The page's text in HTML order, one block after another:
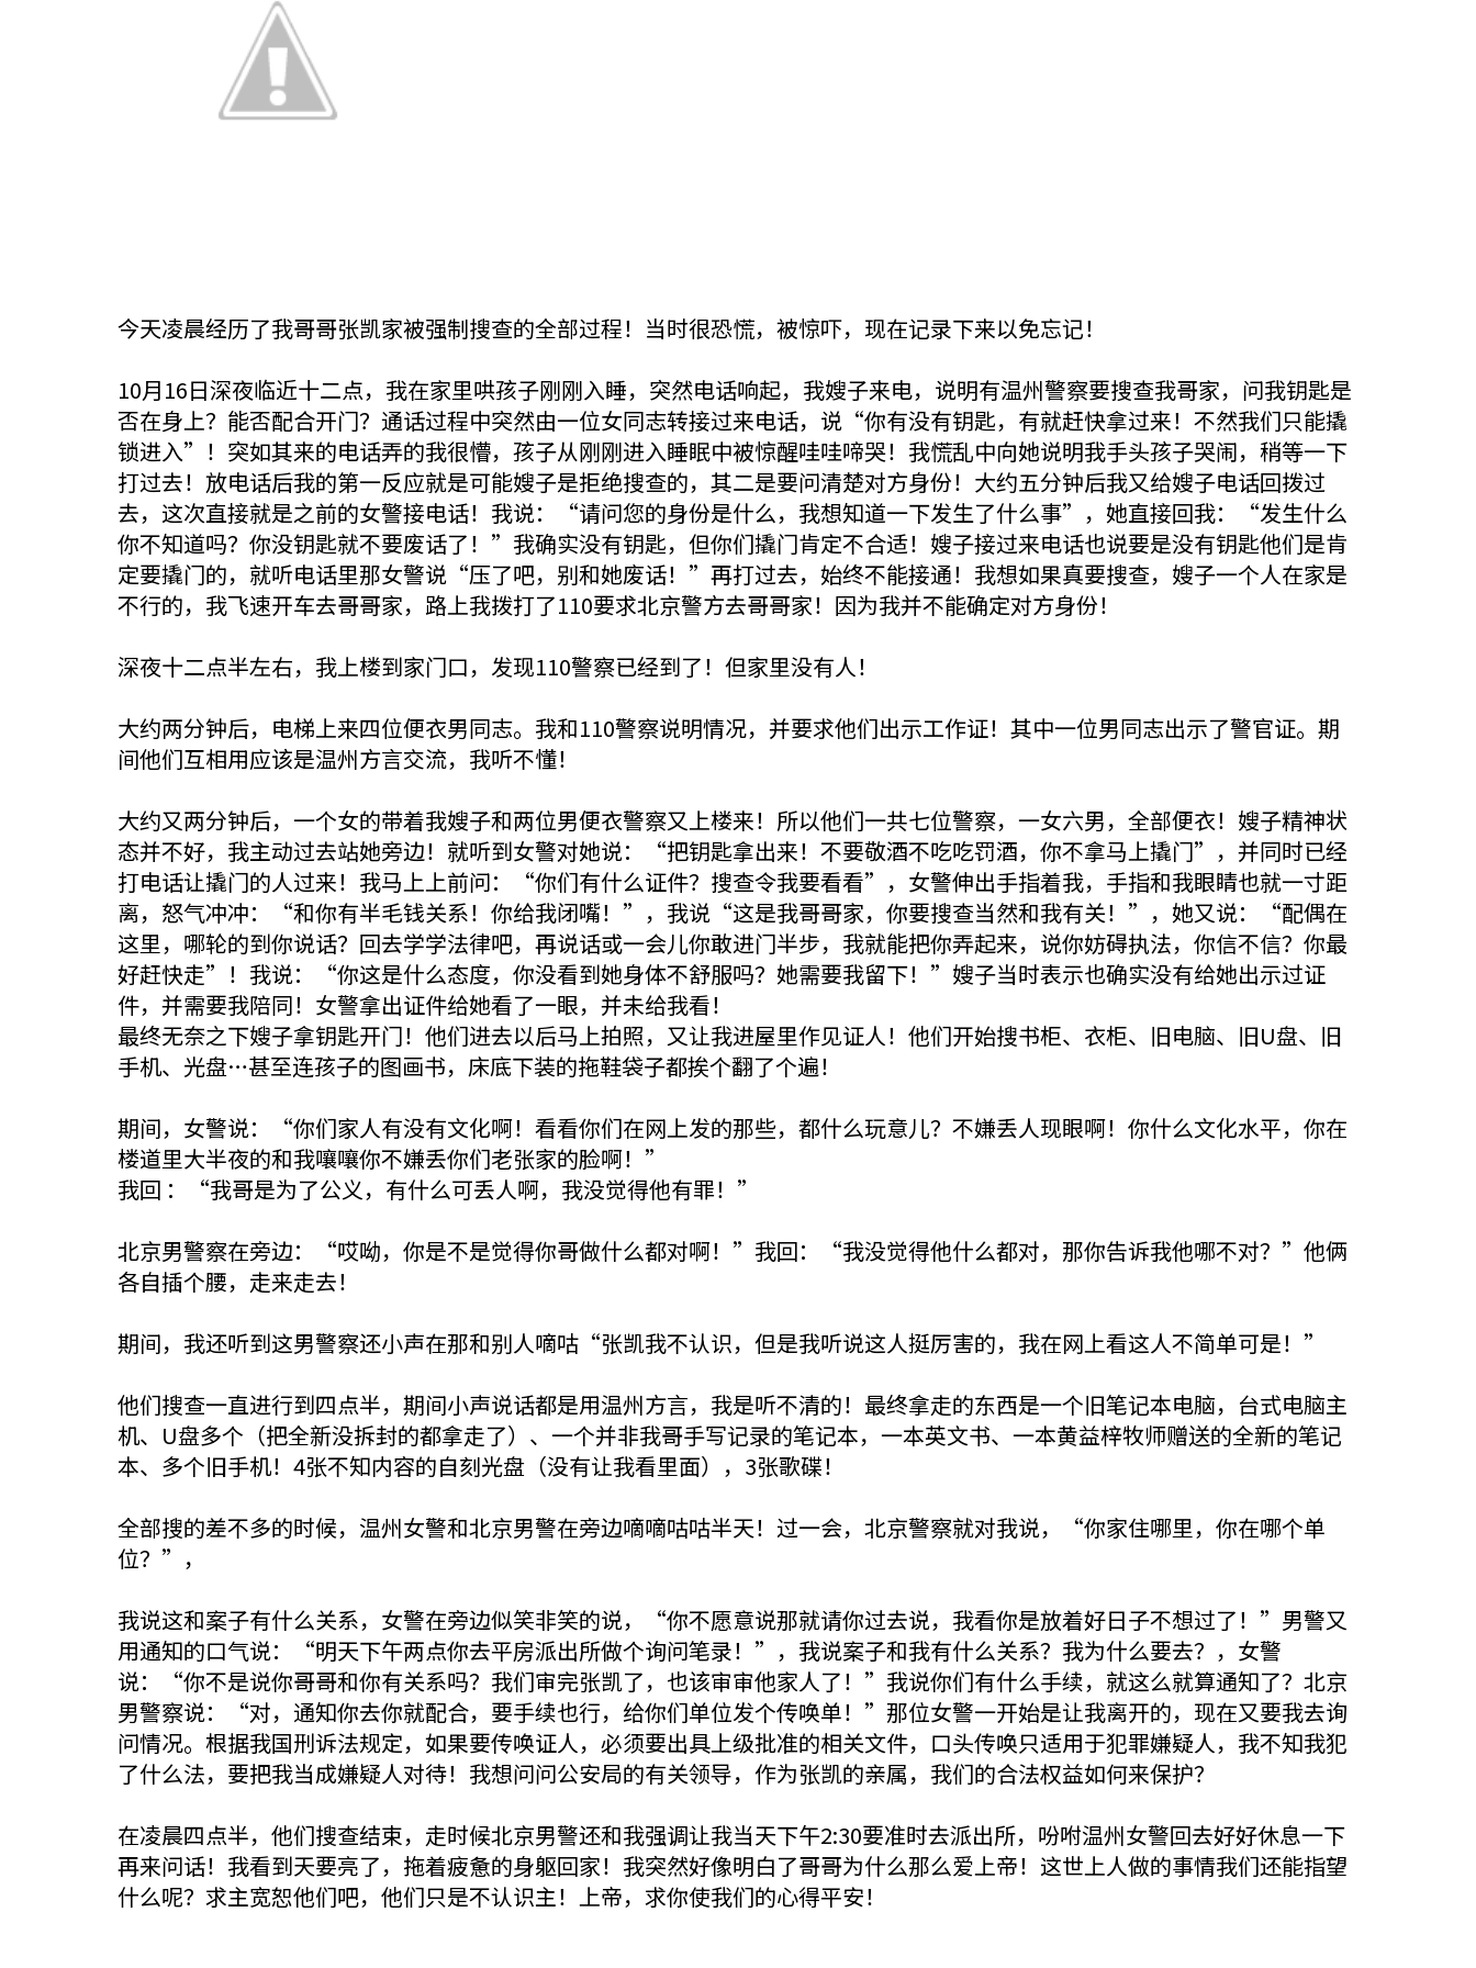
今天凌晨经历了我哥哥张凯家被强制搜查的全部过程！当时很恐慌，被惊吓，现在记录下来以免忘记！
10月16日深夜临近十二点，我在家里哄孩子刚刚入睡，突然电话响起，我嫂子来电，说明有温州警察要搜查我哥家，问我钥匙是
否在身上？能否配合开门？通话过程中突然由一位女同志转接过来电话，说“你有没有钥匙，有就赶快拿过来！不然我们只能撬
锁进入”！突如其来的电话弄的我很懵，孩子从刚刚进入睡眠中被惊醒哇哇啼哭！我慌乱中向她说明我手头孩子哭闹，稍等一下
打过去！放电话后我的第一反应就是可能嫂子是拒绝搜查的，其二是要问清楚对方身份！大约五分钟后我又给嫂子电话回拨过
去，这次直接就是之前的女警接电话！我说：“请问您的身份是什么，我想知道一下发生了什么事”，她直接回我：“发生什么
你不知道吗？你没钥匙就不要废话了！”我确实没有钥匙，但你们撬门肯定不合适！嫂子接过来电话也说要是没有钥匙他们是肯
定要撬门的，就听电话里那女警说“压了吧，别和她废话！”再打过去，始终不能接通！我想如果真要搜查，嫂子一个人在家是
不行的，我飞速开车去哥哥家，路上我拨打了110要求北京警方去哥哥家！因为我并不能确定对方身份！
深夜十二点半左右，我上楼到家门口，发现110警察已经到了！但家里没有人！
大约两分钟后，电梯上来四位便衣男同志。我和110警察说明情况，并要求他们出示工作证！其中一位男同志出示了警官证。期
间他们互相用应该是温州方言交流，我听不懂！
大约又两分钟后，一个女的带着我嫂子和两位男便衣警察又上楼来！所以他们一共七位警察，一女六男，全部便衣！嫂子精神状
态并不好，我主动过去站她旁边！就听到女警对她说：“把钥匙拿出来！不要敬酒不吃吃罚酒，你不拿马上撬门”，并同时已经
打电话让撬门的人过来！我马上上前问：“你们有什么证件？搜查令我要看看”，女警伸出手指着我，手指和我眼睛也就一寸距
离，怒气冲冲：“和你有半毛钱关系！你给我闭嘴！”，我说“这是我哥哥家，你要搜查当然和我有关！”，她又说：“配偶在
这里，哪轮的到你说话？回去学学法律吧，再说话或一会儿你敢进门半步，我就能把你弄起来，说你妨碍执法，你信不信？你最
好赶快走”！我说：“你这是什么态度，你没看到她身体不舒服吗？她需要我留下！”嫂子当时表示也确实没有给她出示过证
件，并需要我陪同！女警拿出证件给她看了一眼，并未给我看！
最终无奈之下嫂子拿钥匙开门！他们进去以后马上拍照，又让我进屋里作见证人！他们开始搜书柜、衣柜、旧电脑、旧U盘、旧
手机、光盘…甚至连孩子的图画书，床底下装的拖鞋袋子都挨个翻了个遍！
期间，女警说：“你们家人有没有文化啊！看看你们在网上发的那些，都什么玩意儿？不嫌丢人现眼啊！你什么文化水平，你在
楼道里大半夜的和我嚷嚷你不嫌丢你们老张家的脸啊！”
我回 ：“我哥是为了公义，有什么可丢人啊，我没觉得他有罪！”
北京男警察在旁边：“哎呦，你是不是觉得你哥做什么都对啊！”我回：“我没觉得他什么都对，那你告诉我他哪不对？”他俩
各自插个腰，走来走去！
期间，我还听到这男警察还小声在那和别人嘀咕“张凯我不认识，但是我听说这人挺厉害的，我在网上看这人不简单可是！”
他们搜查一直进行到四点半，期间小声说话都是用温州方言，我是听不清的！最终拿走的东西是一个旧笔记本电脑，台式电脑主
机、U盘多个（把全新没拆封的都拿走了）、一个并非我哥手写记录的笔记本，一本英文书、一本黄益梓牧师赠送的全新的笔记
本、多个旧手机！4张不知内容的自刻光盘（没有让我看里面），3张歌碟！
全部搜的差不多的时候，温州女警和北京男警在旁边嘀嘀咕咕半天！过一会，北京警察就对我说，“你家住哪里，你在哪个单
位？”，
我说这和案子有什么关系，女警在旁边似笑非笑的说，“你不愿意说那就请你过去说，我看你是放着好日子不想过了！”男警又
用通知的口气说：“明天下午两点你去平房派出所做个询问笔录！”，我说案子和我有什么关系？我为什么要去？，女警
说：“你不是说你哥哥和你有关系吗？我们审完张凯了，也该审审他家人了！”我说你们有什么手续，就这么就算通知了？北京
男警察说：“对，通知你去你就配合，要手续也行，给你们单位发个传唤单！”那位女警一开始是让我离开的，现在又要我去询
问情况。根据我国刑诉法规定，如果要传唤证人，必须要出具上级批准的相关文件，口头传唤只适用于犯罪嫌疑人，我不知我犯
了什么法，要把我当成嫌疑人对待！我想问问公安局的有关领导，作为张凯的亲属，我们的合法权益如何来保护？
在凌晨四点半，他们搜查结束，走时候北京男警还和我强调让我当天下午2:30要准时去派出所，吩咐温州女警回去好好休息一下
再来问话！我看到天要亮了，拖着疲惫的身躯回家！我突然好像明白了哥哥为什么那么爱上帝！这世上人做的事情我们还能指望
什么呢？求主宽恕他们吧，他们只是不认识主！上帝，求你使我们的心得平安！